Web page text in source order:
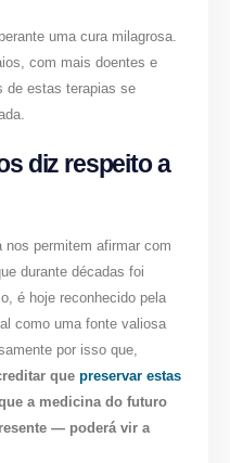
uma cura milagrosa.
com mais doentes e
de estas terapias se
diz respeito a
permitem afirmar com
durante décadas foi
é hoje reconhecido pela
como uma fonte valiosa
por isso que,
que preservar estas
a medicina do futuro
— poderá vir a